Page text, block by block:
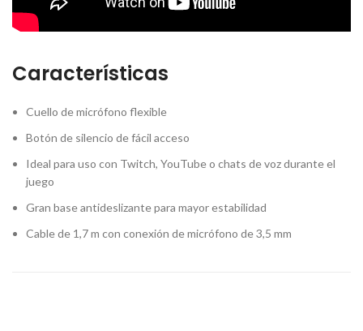
Características
Cuello de micrófono flexible
Botón de silencio de fácil acceso
Ideal para uso con Twitch, YouTube o chats de voz durante el
juego
Gran base antideslizante para mayor estabilidad
Cable de 1,7 m con conexión de micrófono de 3,5 mm